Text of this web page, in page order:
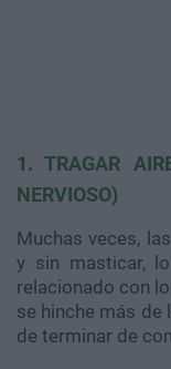
1. TRAGAR
NERVIOSO)
Muchas veces,
y sin masticar,
relacionado con
se hinche más
de terminar de